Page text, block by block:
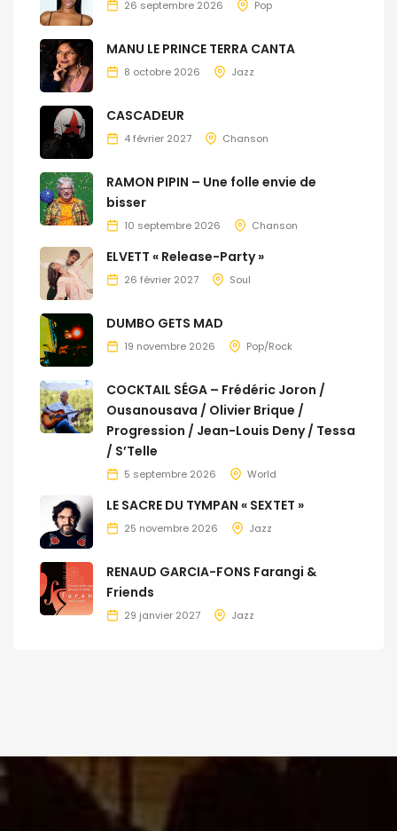
26 septembre 2026 Pop
MANU LE PRINCE TERRA CANTA
8 octobre 2026 Jazz
CASCADEUR
4 février 2027 Chanson
RAMON PIPIN – Une folle envie de
bisser
10 septembre 2026 Chanson
ELVETT « Release-Party »
26 février 2027 Soul
DUMBO GETS MAD
19 novembre 2026 Pop/Rock
COCKTAIL SÉGA – Frédéric Joron /
Ousanousava / Olivier Brique /
Progression / Jean-Louis Deny / Tessa
/ S’Telle
5 septembre 2026 World
LE SACRE DU TYMPAN « SEXTET »
25 novembre 2026 Jazz
RENAUD GARCIA-FONS Farangi &
Friends
29 janvier 2027 Jazz